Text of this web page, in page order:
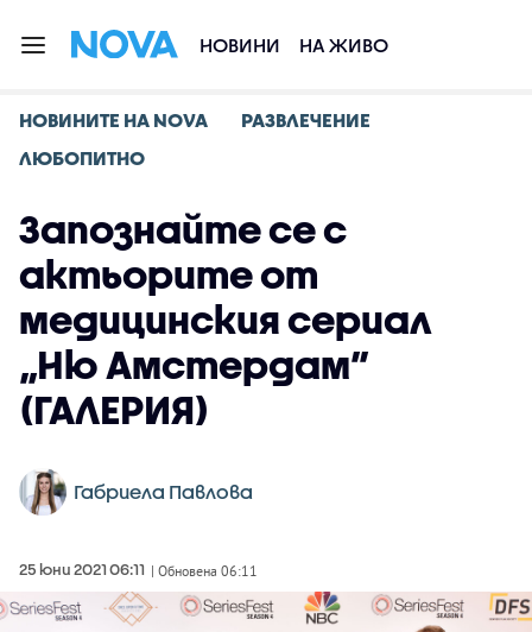
НОВИНИ НА ЖИВО
НОВИНИТЕ НА NOVA
РАЗВЛЕЧЕНИЕ
ЛЮБОПИТНО
Запознайте се с
актьорите от
медицинския сериал
„Ню Амстердам”
(ГАЛЕРИЯ)
Габриела Павлова
25 юни 2021 06:11 | Обновена 06:11